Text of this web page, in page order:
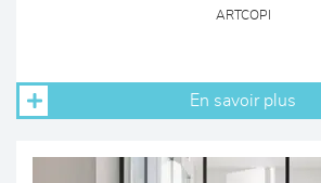
ARTCOPI
En savoir plus